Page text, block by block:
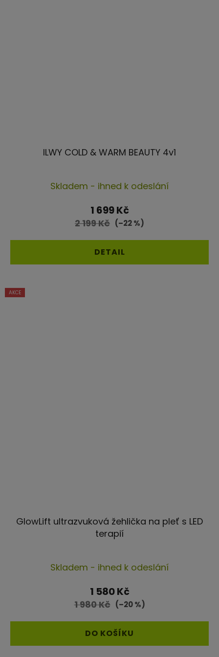
ILWY COLD & WARM BEAUTY 4v1
Skladem - ihned k odeslání
1 699 Kč
2 199 Kč (–22 %)
DETAIL
AKCE
GlowLift ultrazvuková žehlička na pleť s LED
terapií
hodnocení
produktu
je
z
5
Skladem - ihned k odeslání
1 580 Kč
1 980 Kč (–20 %)
DO KOŠÍKU